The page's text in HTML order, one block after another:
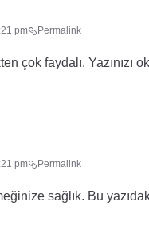
pm Permalink
çok faydalı. Yazınızı
pm Permalink
sağlık. Bu